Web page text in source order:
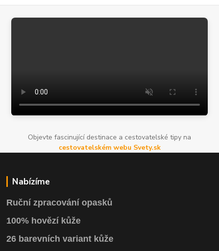
Objevte fascinující destinace a cestovatelské tipy na
cestovatelském webu Svety.sk
Nabízíme
Ruční zpracování opasků
100% hovězí kůže
26 barevních variant kůže